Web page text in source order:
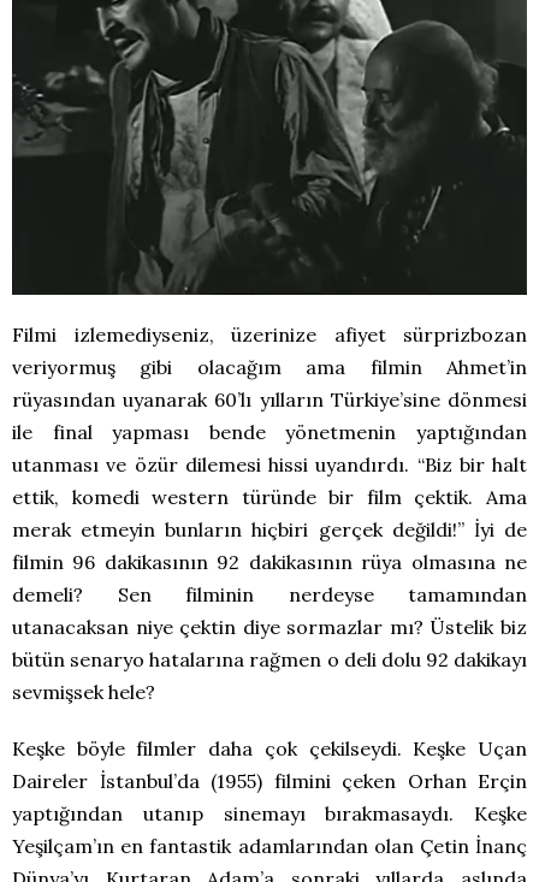
Filmi izlemediyseniz, üzerinize afiyet sürprizbozan
veriyormuş gibi olacağım ama filmin Ahmet’in
rüyasından uyanarak 60’lı yılların Türkiye’sine dönmesi
ile final yapması bende yönetmenin yaptığından
utanması ve özür dilemesi hissi uyandırdı. “Biz bir halt
ettik, komedi western türünde bir film çektik. Ama
merak etmeyin bunların hiçbiri gerçek değildi!” İyi de
filmin 96 dakikasının 92 dakikasının rüya olmasına ne
demeli? Sen filminin nerdeyse tamamından
utanacaksan niye çektin diye sormazlar mı? Üstelik biz
bütün senaryo hatalarına rağmen o deli dolu 92 dakikayı
sevmişsek hele?
Keşke böyle filmler daha çok çekilseydi. Keşke Uçan
Daireler İstanbul’da (1955) filmini çeken Orhan Erçin
yaptığından utanıp sinemayı bırakmasaydı. Keşke
Yeşilçam’ın en fantastik adamlarından olan Çetin İnanç